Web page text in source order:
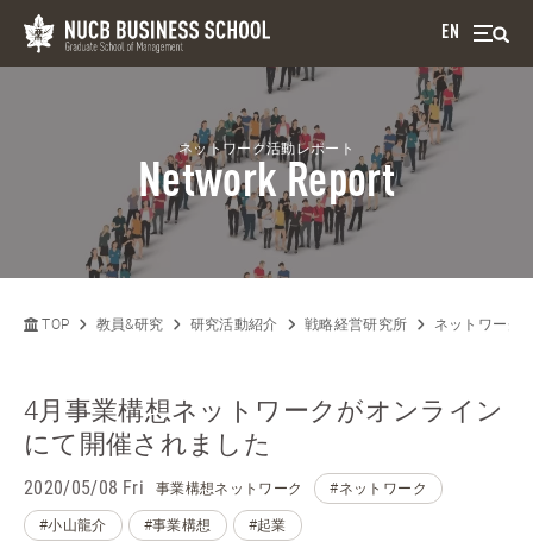
EN
ネットワーク活動レポート
Network Report
TOP 教員&研究 研究活動紹介 戦略経営研究所 ネットワーク
4月事業構想ネットワークがオンライン
にて開催されました
2020/05/08 Fri 事業構想ネットワーク #ネットワーク
#小山龍介 #事業構想 #起業